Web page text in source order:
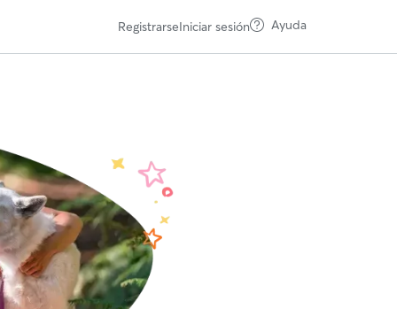
RegistrarseIniciar sesión Ayuda